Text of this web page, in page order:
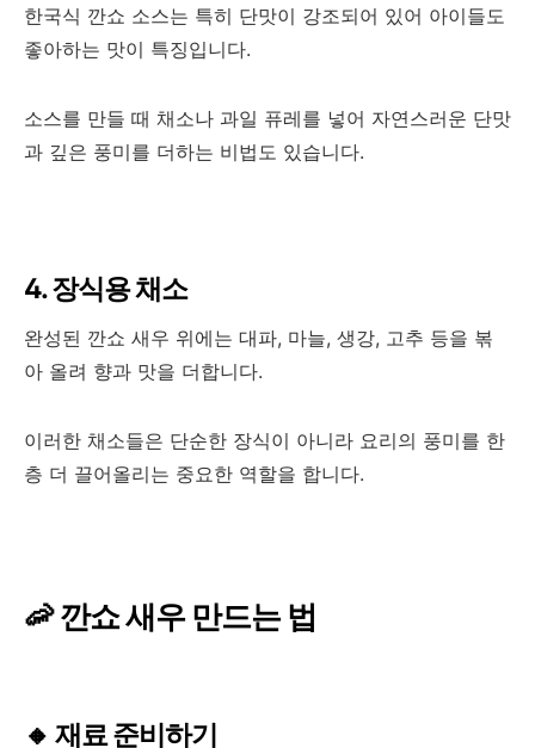
한국식 깐쇼 소스는 특히 단맛이 강조되어 있어 아이들도
좋아하는 맛이 특징입니다.
소스를 만들 때 채소나 과일 퓨레를 넣어 자연스러운 단맛
과 깊은 풍미를 더하는 비법도 있습니다.
4. 장식용 채소
완성된 깐쇼 새우 위에는 대파, 마늘, 생강, 고추 등을 볶
아 올려 향과 맛을 더합니다.
이러한 채소들은 단순한 장식이 아니라 요리의 풍미를 한
층 더 끌어올리는 중요한 역할을 합니다.
🦐 깐쇼 새우 만드는 법
🔸 재료 준비하기